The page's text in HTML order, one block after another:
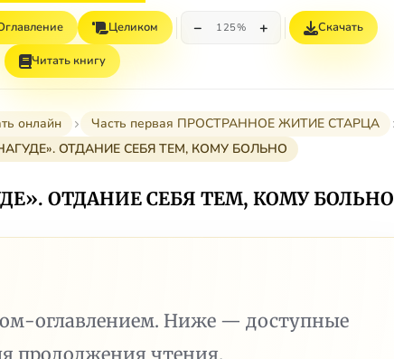
Целиком − 125% + Скачать
Читать книгу
онлайн
Часть первая ПРОСТРАННОЕ ЖИТИЕ СТАРЦА
ОТДАНИЕ СЕБЯ ТЕМ, КОМУ БОЛЬНО
ОТДАНИЕ СЕБЯ ТЕМ, КОМУ БОЛЬНО
оглавлением. Ниже — доступные
продолжения чтения.